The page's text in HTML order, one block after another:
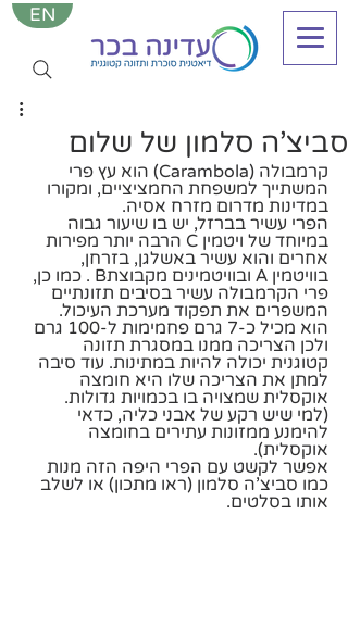
EN
סביצ'ה סלמון של שלום
קרמבולה (Carambola) הוא עץ פרי
המשתייך למשפחת החמציציים, ומקורו
במדינות מדרום מזרח אסיה.
הפרי עשיר בברזל, יש בו שיעור גבוה
במיוחד של ויטמין C הרבה יותר מפירות
אחרים והוא עשיר באשלגן, בזרחן,
בוויטמין A ובוויטמינים מקבוצתB . כמו כן,
פרי הקרמבולה עשיר בסיבים תזונתיים
המשפרים את תפקוד מערכת העיכול.
הוא מכיל כ-7 גרם פחמימות ל-100 גרם
ולכן הצריכה ממנו במסגרת תזונה
קטוגנית יכולה להיות במתינות. עוד סיבה
למתן את הצריכה שלו היא חומצה
אוקסלית שמצויה בו בכמויות גדולות.
(למי שיש רקע של אבני כליה, כדאי
להימנע ממזונות עתירים בחומצה
אוקסלית).
אפשר לקשט עם הפרי היפה הזה מנות
כמו סביצ'ה סלמון (ראו מתכון) או לשלב
אותו בסלטים.